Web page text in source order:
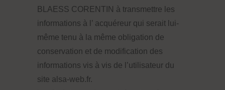
BLAESS CORENTIN à transmettre les
informations à l’ acquéreur qui serait lui-
même tenu à la même obligation de
conservation et de modification des
informations vis à vis de l’utilisateur du
site alsa-web.fr.